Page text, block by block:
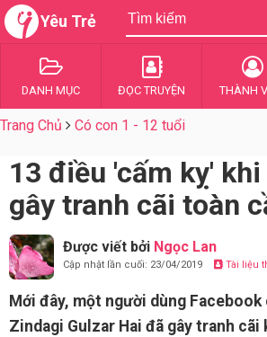
Yêu Trẻ
DANH MỤC ĐỌC TRUYỆN THÀNH
Trang Chủ Có con 1 - 12 tuổi
13 điều 'cấm kỵ'
gây tranh cãi toàn
Được viết bởi Ngọc Lan
Cập nhật lần cuối: 23/04/2019 Tài liệu
Mới đây, một người dùng
Zindagi Gulzar Hai đã gây tranh cãi